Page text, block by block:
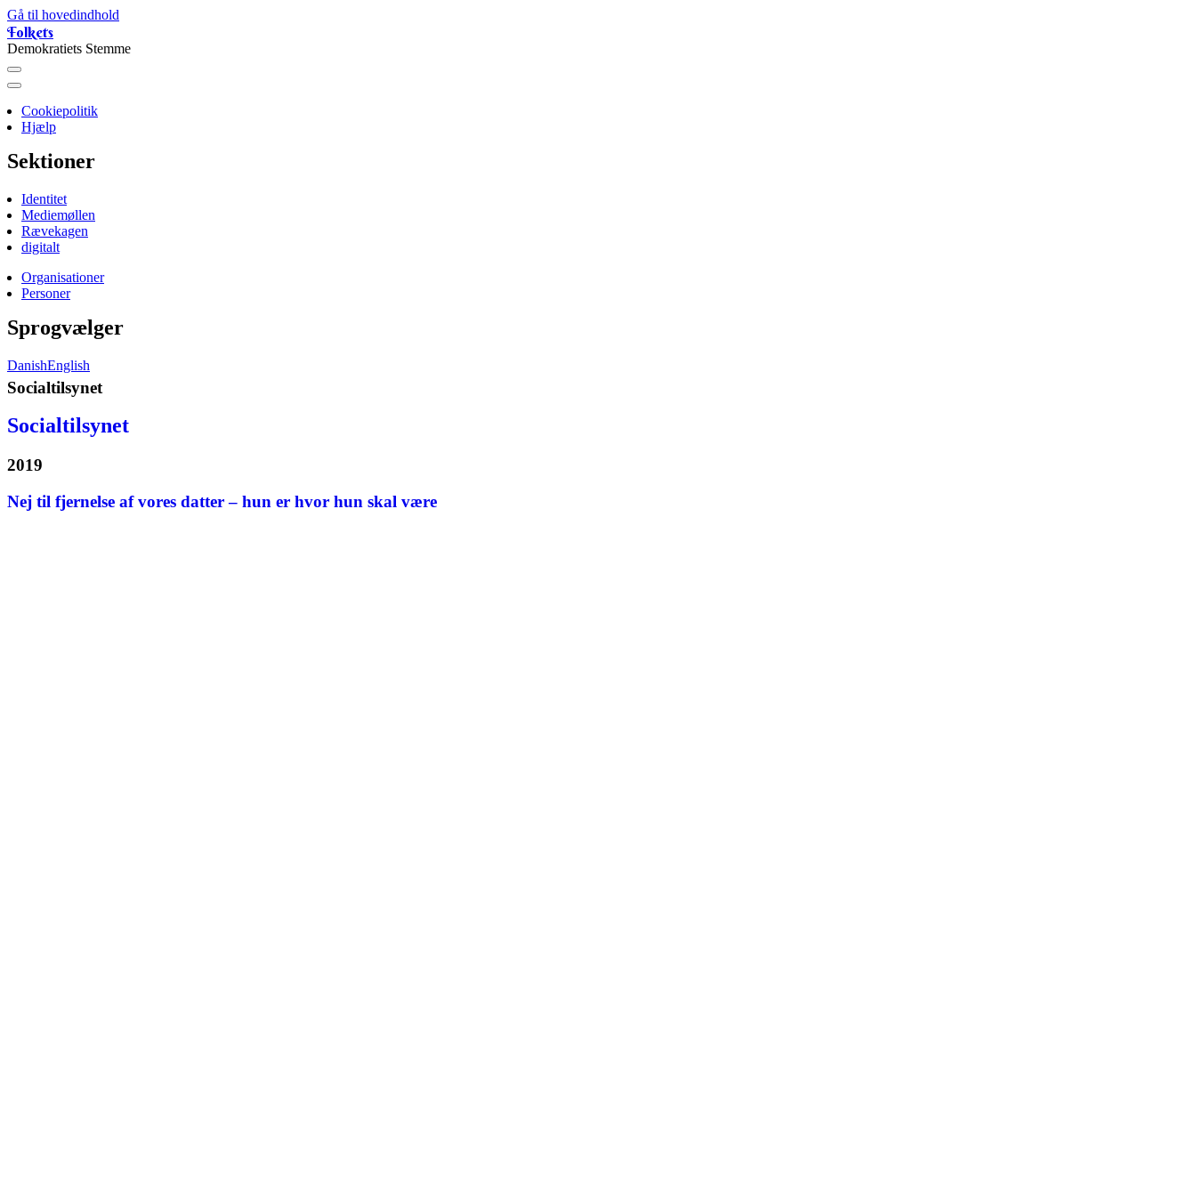
Gå til hovedindhold
Folkets
Demokratiets Stemme
Folkets
Cookiepolitik
Hjælp
Sektioner
Identitet
Mediemøllen
Rævekagen
digitalt
Oversigter
Organisationer
Personer
Sprogvælger
DanishEnglish
Socialtilsynet
Socialtilsynet
2019
Nej til fjernelse af vores datter – hun er hvor hun skal være